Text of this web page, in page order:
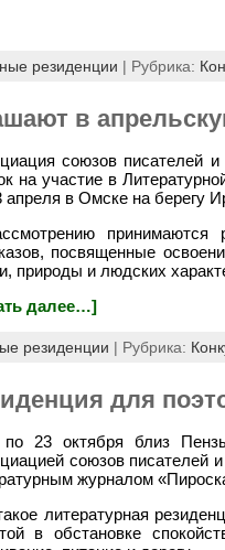
резиденции | Рубрика:
в
союзов писателей
на участие в
апреля в Омске на берегу
принимаются
посвященные
природы и людских
далее…]
резиденции | Рубрика:
для
23 октября близ Пензы
союзов писателей
журналом
литературная
в обстановке